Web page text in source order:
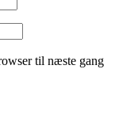
til næste gang